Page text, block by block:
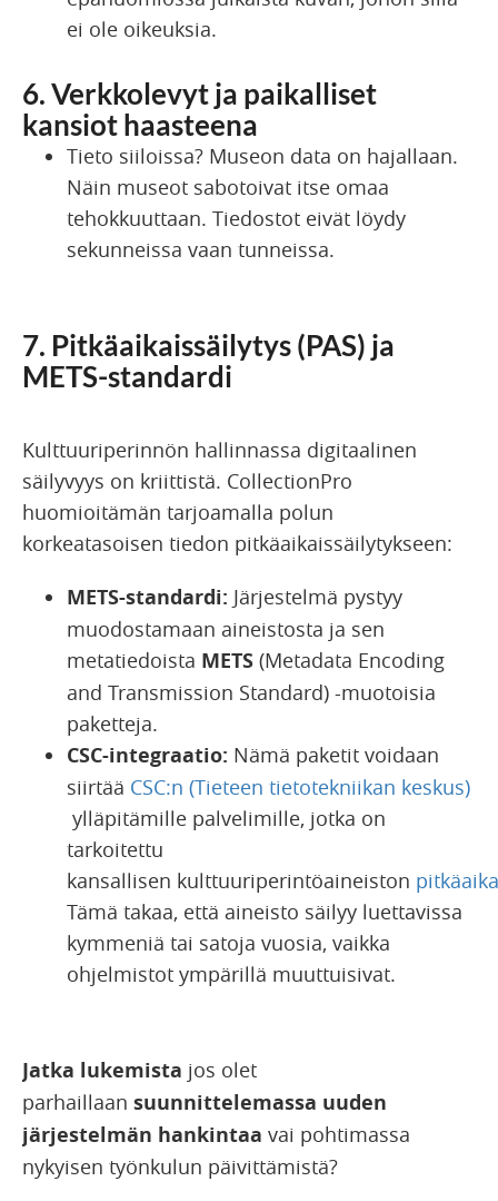
ei ole oikeuksia.
6. Verkkolevyt ja paikalliset
kansiot haasteena
Tieto siiloissa? Museon data on hajallaan.
Näin museot sabotoivat itse omaa
tehokkuuttaan. Tiedostot eivät löydy
sekunneissa vaan tunneissa.
7. Pitkäaikaissäilytys (PAS) ja
METS-standardi
Kulttuuriperinnön hallinnassa digitaalinen
säilyvyys on kriittistä. CollectionPro
huomioitämän tarjoamalla polun
korkeatasoisen tiedon pitkäaikaissäilytykseen:
METS-standardi: Järjestelmä pystyy
muodostamaan aineistosta ja sen
metatiedoista METS (Metadata Encoding
and Transmission Standard) -muotoisia
paketteja.
CSC-integraatio: Nämä paketit voidaan
siirtää CSC:n (Tieteen tietotekniikan keskus)
ylläpitämille palvelimille, jotka on
tarkoitettu
kansallisen kulttuuriperintöaineiston
Tämä takaa, että aineisto säilyy luettavissa
kymmeniä tai satoja vuosia, vaikka
ohjelmistot ympärillä muuttuisivat.
Jatka lukemista jos olet
parhaillaan suunnittelemassa uuden
järjestelmän hankintaa vai pohtimassa
nykyisen työnkulun päivittämistä?